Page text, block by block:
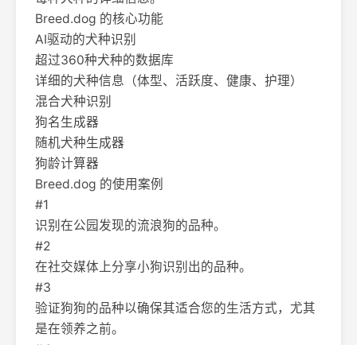
Breed.dog 的核心功能
AI驱动的犬种识别
超过360种犬种的数据库
详细的犬种信息（体型、活跃度、健康、护理）
混合犬种识别
狗名生成器
随机犬种生成器
狗龄计算器
Breed.dog 的使用案例
#1
识别在公园发现的流浪狗的品种。
#2
在社交媒体上分享小狗识别出的品种。
#3
验证狗狗的品种以确保其适合您的生活方式，尤其
是在领养之前。